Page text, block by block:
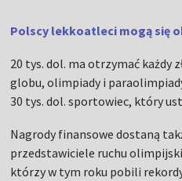
Polscy lekkoatleci mogą się
20 tys. dol. ma otrzymać
globu, olimpiady i
30 tys. dol. sportowiec, który
Nagrody finansowe dostaną
przedstawiciele ruchu
którzy w tym roku pobili